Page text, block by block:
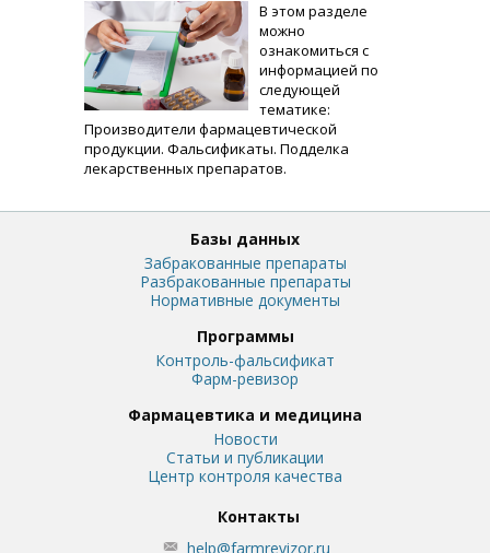
В этом разделе
можно
ознакомиться с
информацией по
следующей
тематике:
Производители фармацевтической
продукции. Фальсификаты. Подделка
лекарственных препаратов.
Базы данных
Забракованные препараты
Разбракованные препараты
Нормативные документы
Программы
Контроль-фальсификат
Фарм-ревизор
Фармацевтика и медицина
Новости
Статьи и публикации
Центр контроля качества
Контакты
help@farmrevizor.ru